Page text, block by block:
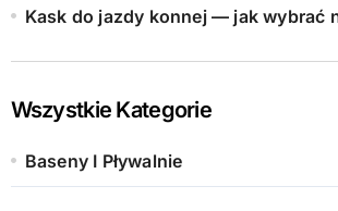
Kask do jazdy konnej — jak wybrać
Wszystkie Kategorie
Baseny I Pływalnie